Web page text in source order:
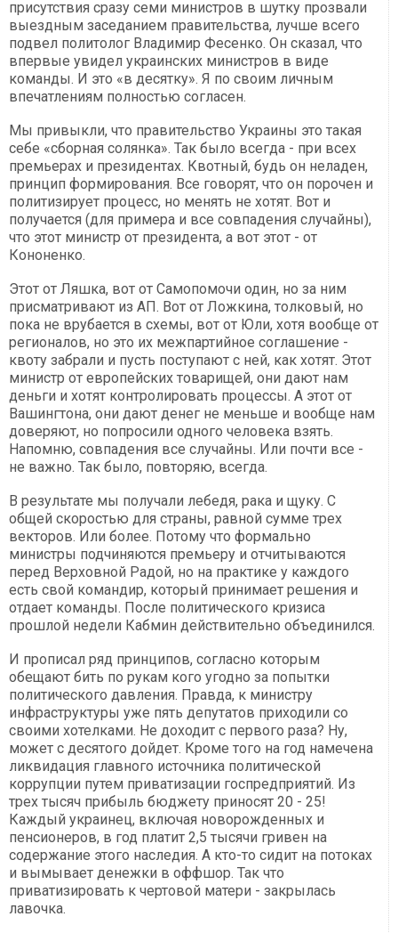
присутствия сразу семи министров в шутку прозвали
выездным заседанием правительства, лучше всего
подвел политолог Владимир Фесенко. Он сказал, что
впервые увидел украинских министров в виде
команды. И это «в десятку». Я по своим личным
впечатлениям полностью согласен.
Мы привыкли, что правительство Украины это такая
себе «сборная солянка». Так было всегда - при всех
премьерах и президентах. Квотный, будь он неладен,
принцип формирования. Все говорят, что он порочен и
политизирует процесс, но менять не хотят. Вот и
получается (для примера и все совпадения случайны),
что этот министр от президента, а вот этот - от
Кононенко.
Этот от Ляшка, вот от Самопомочи один, но за ним
присматривают из АП. Вот от Ложкина, толковый, но
пока не врубается в схемы, вот от Юли, хотя вообще от
регионалов, но это их межпартийное соглашение -
квоту забрали и пусть поступают с ней, как хотят. Этот
министр от европейских товарищей, они дают нам
деньги и хотят контролировать процессы. А этот от
Вашингтона, они дают денег не меньше и вообще нам
доверяют, но попросили одного человека взять.
Напомню, совпадения все случайны. Или почти все -
не важно. Так было, повторяю, всегда.
В результате мы получали лебедя, рака и щуку. С
общей скоростью для страны, равной сумме трех
векторов. Или более. Потому что формально
министры подчиняются премьеру и отчитываются
перед Верховной Радой, но на практике у каждого
есть свой командир, который принимает решения и
отдает команды. После политического кризиса
прошлой недели Кабмин действительно объединился.
И прописал ряд принципов, согласно которым
обещают бить по рукам кого угодно за попытки
политического давления. Правда, к министру
инфраструктуры уже пять депутатов приходили со
своими хотелками. Не доходит с первого раза? Ну,
может с десятого дойдет. Кроме того на год намечена
ликвидация главного источника политической
коррупции путем приватизации госпредприятий. Из
трех тысяч прибыль бюджету приносят 20 - 25!
Каждый украинец, включая новорожденных и
пенсионеров, в год платит 2,5 тысячи гривен на
содержание этого наследия. А кто-то сидит на потоках
и вымывает денежки в оффшор. Так что
приватизировать к чертовой матери - закрылась
лавочка.